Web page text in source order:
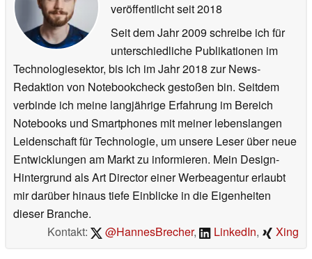
veröffentlichtseit 2018
Seit dem Jahr 2009 schreibe ich für
unterschiedliche Publikationen im
Technologiesektor, bis ich im Jahr 2018 zur News-
Redaktion von Notebookcheck gestoßen bin. Seitdem
verbinde ich meine langjährige Erfahrung im Bereich
Notebooks und Smartphones mit meiner lebenslangen
Leidenschaft für Technologie, um unsere Leser über neue
Entwicklungen am Markt zu informieren. Mein Design-
Hintergrund als Art Director einer Werbeagentur erlaubt
mir darüber hinaus tiefe Einblicke in die Eigenheiten
dieser Branche.
Kontakt:
@HannesBrecher, LinkedIn, Xing